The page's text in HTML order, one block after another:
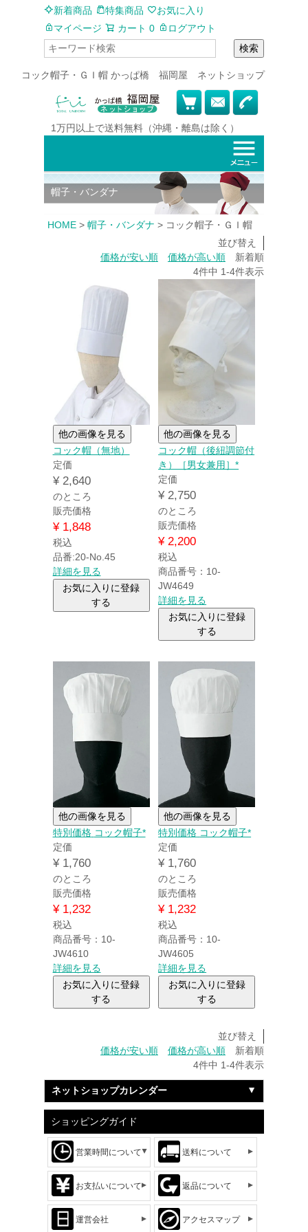
新着商品 特集商品
お気に入り
マイページ
カート 0
ログアウト
検索
コック帽子・ＧＩ帽 かっぱ橋 福岡屋 ネットショップ
1万円以上で送料無料 （沖縄・離島は除く）
帽子・バンダナ
HOME 帽子・バンダナ
コック帽子・ＧＩ帽
並び替え
価格が安い順
価格が高い順
新着順
4件中 1-4件表示
他の画像を見る
コック帽（無地）
定価
¥ 2,640
のところ
販売価格
¥ 1,848
税込
品番:20-No.45
詳細を見る
お気に入りに登録
する
他の画像を見る
コック帽（後紐調節付
き）［男女兼用］*
定価
¥ 2,750
のところ
販売価格
¥ 2,200
税込
商品番号：10-
JW4649
詳細を見る
お気に入りに登録
する
他の画像を見る
特別価格 コック帽子*
定価
¥ 1,760
のところ
販売価格
¥ 1,232
税込
商品番号：10-
JW4610
詳細を見る
お気に入りに登録
する
他の画像を見る
特別価格 コック帽子*
定価
¥ 1,760
のところ
販売価格
¥ 1,232
税込
商品番号：10-
JW4605
詳細を見る
お気に入りに登録
する
並び替え
価格が安い順
価格が高い順
新着順
4件中 1-4件表示
ネットショップカレンダー
ショッピングガイド
営業時間について 送料について
お支払いについて 返品について
運営会社 アクセスマップ